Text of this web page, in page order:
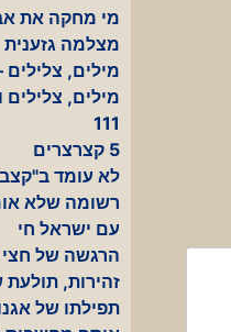
מי מחקה את
מצלמה גזענית
מילים, צלילים
מילים,
111
5 קצרצרים
לא עומד
רשומה שלא
עם ישראל חי
הרגשה של
זהירות,
תפילתו של